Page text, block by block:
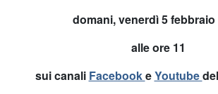
domani, venerdì 5 febbraio
alle ore 11
sui canali FacebookeYoutube